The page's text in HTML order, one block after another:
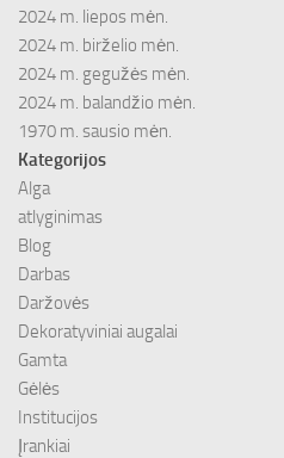
2024 m. liepos mėn.
2024 m. birželio mėn.
2024 m. gegužės mėn.
2024 m. balandžio mėn.
1970 m. sausio mėn.
Kategorijos
Alga
atlyginimas
Blog
Darbas
Daržovės
Dekoratyviniai augalai
Gamta
Gėlės
Institucijos
Įrankiai